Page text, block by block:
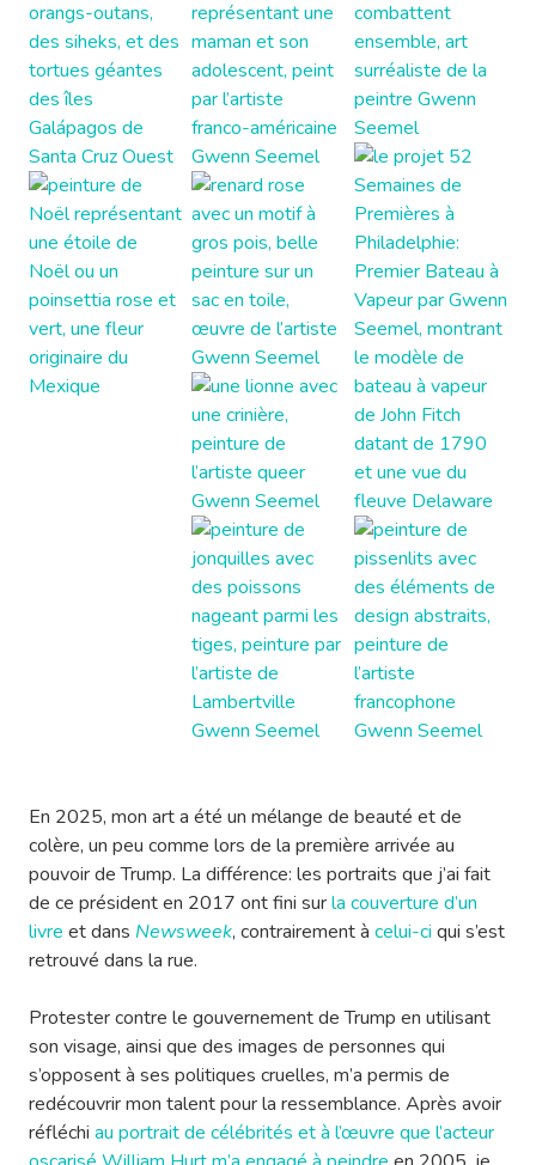
En 2025, mon art a été un mélange de beauté et de
colère, un peu comme lors de la première arrivée au
pouvoir de Trump. La différence: les portraits que j’ai fait
de ce président en 2017 ont fini surla couverture d’un
livre et dans Newsweek, contrairement à celui-ci qui s’est
retrouvé dans la rue.
Protester contre le gouvernement de Trump en utilisant
son visage, ainsi que des images de personnes qui
s’opposent à ses politiques cruelles, m’a permis de
redécouvrir mon talent pour la ressemblance. Après avoir
réfléchi au portrait de célébrités et à l’œuvre que l’acteur